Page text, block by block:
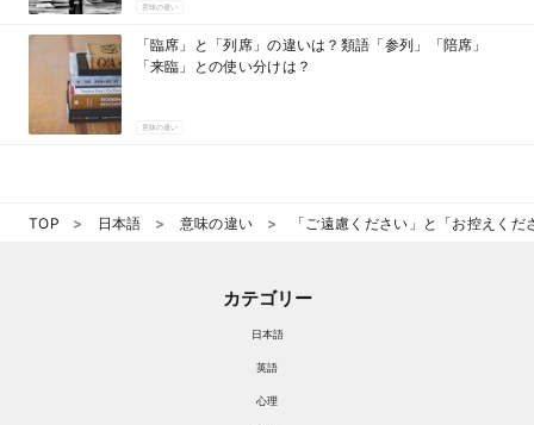
意味の違い
「臨席」と「列席」の違いは？類語「参列」「陪席」
「来臨」との使い分けは？
意味の違い
TOP 日本語 意味の違い 「ご遠慮ください」と「お控えく
カテゴリー
日本語
英語
心理